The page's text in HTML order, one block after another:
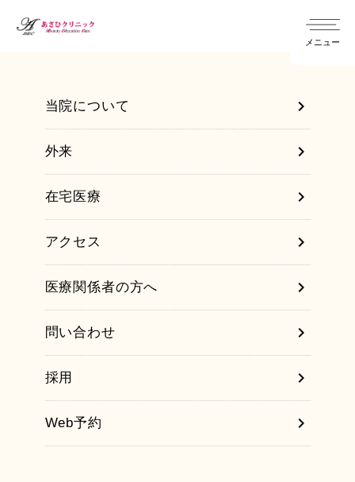
chevron_right 院長インタビュー
chevron_right よくある質問
chevron_right 内科
chevron_right 外科
chevron_right 形成外科
chevron_right 皮膚科
chevron_right 訪問診療
chevron_right あおぞら訪問看護ステーション
メニュー
chevron_right
当院について
chevron_right
外来
chevron_right
在宅医療
chevron_right
アクセス
chevron_right
医療関係者の方へ
chevron_right
問い合わせ
chevron_right
採用
chevron_right
Web予約